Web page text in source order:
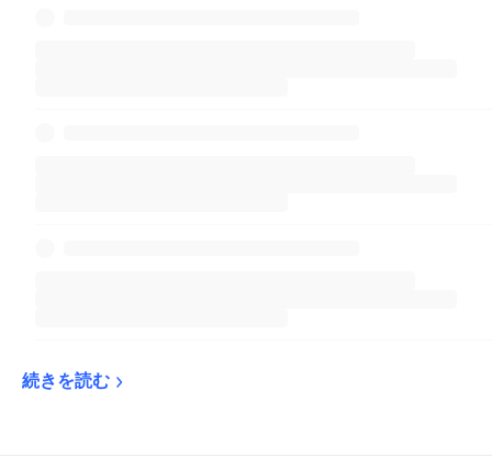
続きを読む